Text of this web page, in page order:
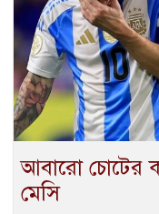
আবারো চোটের
মেসি